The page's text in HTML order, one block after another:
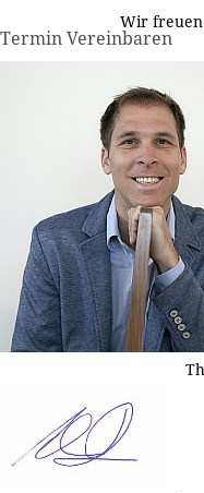
Wir freuen
Termin Vereinbaren